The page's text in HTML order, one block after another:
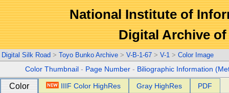
National Institute of
Digital Archive
Digital Silk Road > Toyo Bunko Archive > V-B-1-67 > V-1 > Color Image
Color Thumbnail - Page Number - Biliographic Information
Color IIIF Color HighRes Gray HighRes PDF